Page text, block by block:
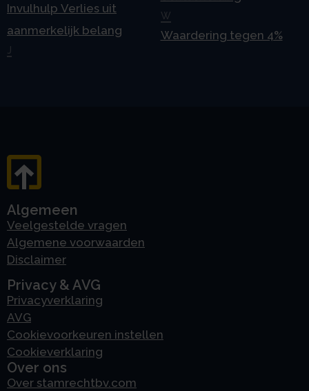
Invulhulp Verlies uit
aanmerkelijk belang
W
Waardering tegen 4%
Algemeen
Veelgestelde vragen
Algemene voorwaarden
Disclaimer
Privacy & AVG
Privacyverklaring
AVG
Cookievoorkeuren instellen
Cookieverklaring
Over ons
Over stamrechtbv.com